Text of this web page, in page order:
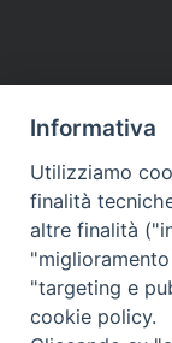
DIOCESI
Contatti:
E-
Orari:
Informativa
Utilizziamo
finalità
altre finalità
"targeting e
cookie policy.